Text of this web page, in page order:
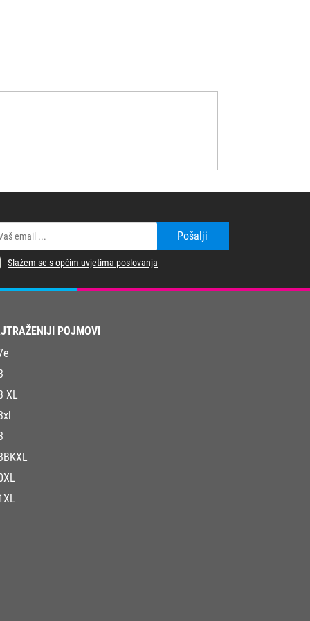
Pošalji
Slažem se s općim uvjetima poslovanja
POJMOVI
XL